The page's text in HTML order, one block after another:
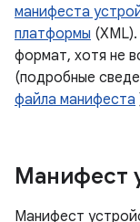
манифеста
платформы
формат, хотя не
(подробные
файла манифеста
Манифест
Манифест